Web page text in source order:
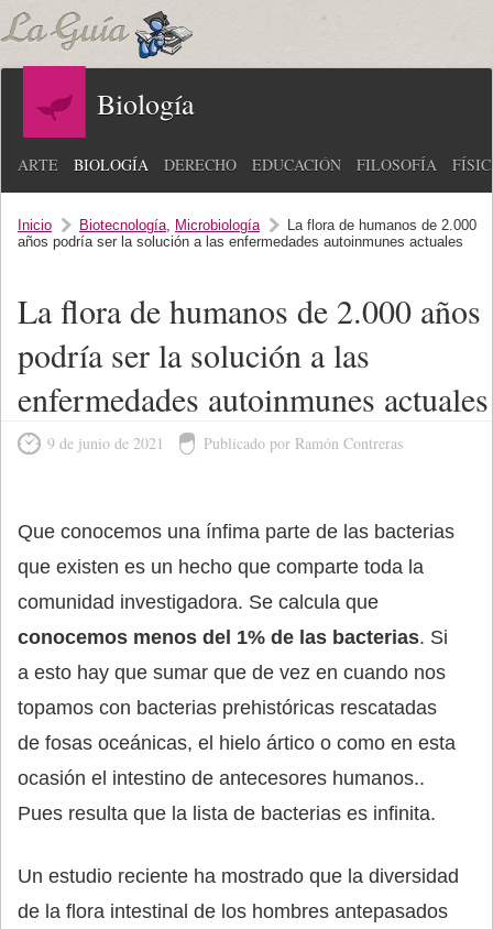
Biología
ARTE BIOLOGÍA DERECHO EDUCACIÓN FILOSOFÍA
Inicio Biotecnología, Microbiología
La flora de humanos de 2.000
años podría ser la solución a las enfermedades autoinmunes actuales
La flora de humanos de 2.000 años
podría ser la solución a las
enfermedades autoinmunes actuales
9 de junio de 2021 Publicado por Ramón Contreras
Que conocemos una ínfima parte de las bacterias
que existen es un hecho que comparte toda la
comunidad investigadora. Se calcula que
conocemos menos del 1% de las bacterias. Si
a esto hay que sumar que de vez en cuando nos
topamos con bacterias prehistóricas rescatadas
de fosas oceánicas, el hielo ártico o como en esta
ocasión el intestino de antecesores humanos..
Pues resulta que la lista de bacterias es infinita.
Un estudio reciente ha mostrado que la diversidad
de la flora intestinal de los hombres antepasados